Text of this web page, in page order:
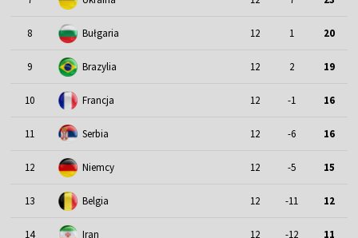
8 Bułgaria 12 1 20
9 Brazylia 12 2 19
10 Francja 12 -1 16
11 Serbia 12 -6 16
12 Niemcy 12 -5 15
13 Belgia 12 -11 12
14 Iran 12 -12 11